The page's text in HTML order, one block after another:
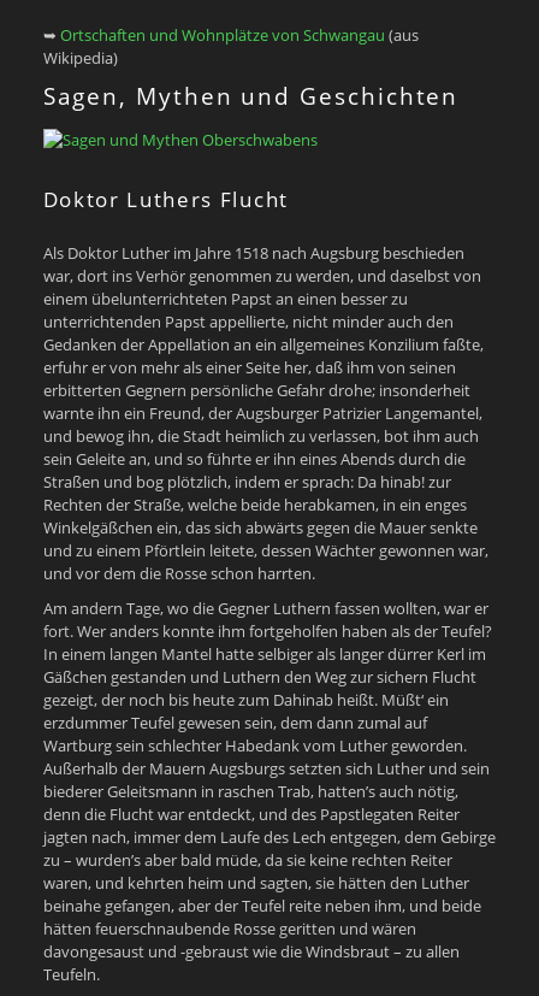
➥ Ortschaften und Wohnplätze von Schwangau (aus
Wikipedia)
Sagen, Mythen und Geschichten
Doktor Luthers Flucht
Als Doktor Luther im Jahre 1518 nach Augsburg beschieden
war, dort ins Verhör genommen zu werden, und daselbst von
einem übelunterrichteten Papst an einen besser zu
unterrichtenden Papst appellierte, nicht minder auch den
Gedanken der Appellation an ein allgemeines Konzilium faßte,
erfuhr er von mehr als einer Seite her, daß ihm von seinen
erbitterten Gegnern persönliche Gefahr drohe; insonderheit
warnte ihn ein Freund, der Augsburger Patrizier Langemantel,
und bewog ihn, die Stadt heimlich zu verlassen, bot ihm auch
sein Geleite an, und so führte er ihn eines Abends durch die
Straßen und bog plötzlich, indem er sprach: Da hinab! zur
Rechten der Straße, welche beide herabkamen, in ein enges
Winkelgäßchen ein, das sich abwärts gegen die Mauer senkte
und zu einem Pförtlein leitete, dessen Wächter gewonnen war,
und vor dem die Rosse schon harrten.
Am andern Tage, wo die Gegner Luthern fassen wollten, war er
fort. Wer anders konnte ihm fortgeholfen haben als der Teufel?
In einem langen Mantel hatte selbiger als langer dürrer Kerl im
Gäßchen gestanden und Luthern den Weg zur sichern Flucht
gezeigt, der noch bis heute zum Dahinab heißt. Müßt‘ ein
erzdummer Teufel gewesen sein, dem dann zumal auf
Wartburg sein schlechter Habedank vom Luther geworden.
Außerhalb der Mauern Augsburgs setzten sich Luther und sein
biederer Geleitsmann in raschen Trab, hatten’s auch nötig,
denn die Flucht war entdeckt, und des Papstlegaten Reiter
jagten nach, immer dem Laufe des Lech entgegen, dem Gebirge
zu – wurden’s aber bald müde, da sie keine rechten Reiter
waren, und kehrten heim und sagten, sie hätten den Luther
beinahe gefangen, aber der Teufel reite neben ihm, und beide
hätten feuerschnaubende Rosse geritten und wären
davongesaust und -gebraust wie die Windsbraut – zu allen
Teufeln.